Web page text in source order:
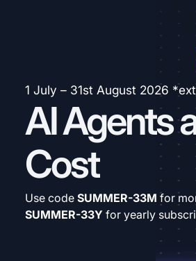
1 July – 31st August 2026
AI Agents
Cost
Use code SUMMER-33M for
SUMMER-33Y for yearly